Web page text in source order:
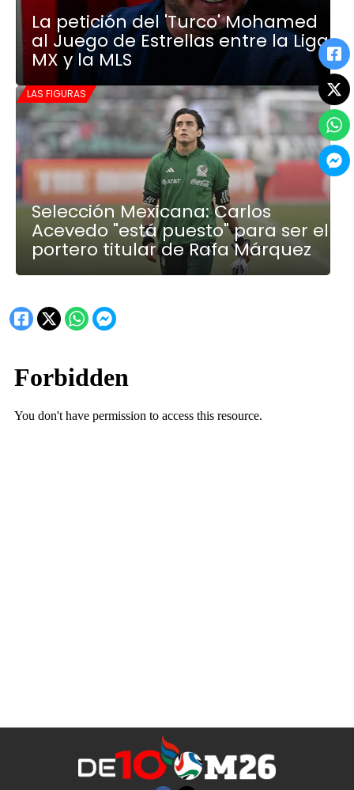
La petición del 'Turco' Mohamed
al Juego de Estrellas entre la Liga
MX y la MLS
LAS FIGURAS
Selección Mexicana: Carlos
Acevedo "está puesto" para ser el
portero titular de Rafa Márquez